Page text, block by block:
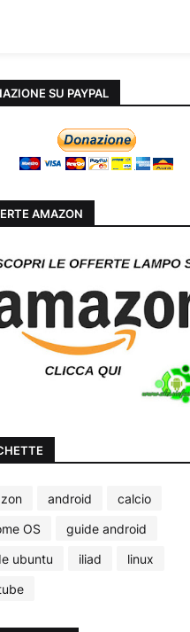
SU PAYPAL
AMAZON
android
calcio
OS
guide android
ubuntu
iliad
linux